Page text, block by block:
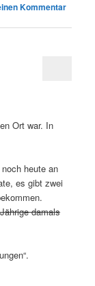
Kommentar
Ort war. In
heute an
es gibt zwei
damals